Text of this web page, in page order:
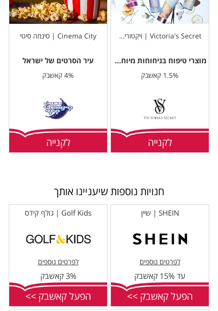
Victoria's Secret | ויקטוריה סיקרט
מוצרי טיפוח בניחוחות מיוחדים
1.5% קאשבק
לקנייה
Cinema City | סינמה סיטי
עיר הסרטים של ישראל
4% קאשבק
לקנייה
חנויות נוספות שיעניינו אותך
SHEIN | שיין
לפרטים נוספים
עד 15% קאשבק
הפעל קאשבק >>
Golf Kids | גולף קידס
לפרטים נוספים
3% קאשבק
הפעל קאשבק >>